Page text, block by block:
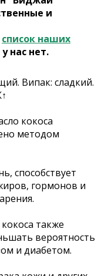
и
список наших
нас нет.
Випак: сладкий.
кокоса
методом
способствует
гормонов и
также
вероятность
и диабетом.